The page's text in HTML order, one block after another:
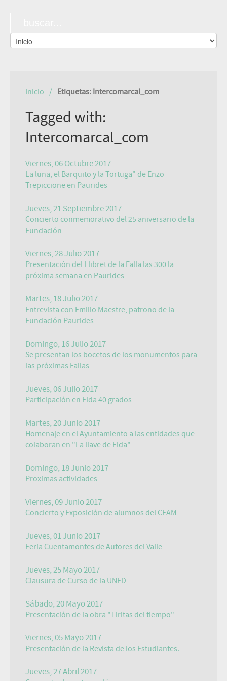
Inicio Etiquetas: Intercomarcal_com
Tagged with:
Intercomarcal_com
Viernes, 06 Octubre 2017
La luna, el Barquito y la Tortuga" de Enzo
Trepiccione en Paurides
Jueves, 21 Septiembre 2017
Concierto conmemorativo del 25 aniversario de la
Fundación
Viernes, 28 Julio 2017
Presentación del Llibret de la Falla las 300 la
próxima semana en Paurides
Martes, 18 Julio 2017
Entrevista con Emilio Maestre, patrono de la
Fundación Paurides
Domingo, 16 Julio 2017
Se presentan los bocetos de los monumentos para
las próximas Fallas
Jueves, 06 Julio 2017
Participación en Elda 40 grados
Martes, 20 Junio 2017
Homenaje en el Ayuntamiento a las entidades que
colaboran en "La llave de Elda"
Domingo, 18 Junio 2017
Proximas actividades
Viernes, 09 Junio 2017
Concierto y Exposición de alumnos del CEAM
Jueves, 01 Junio 2017
Feria Cuentamontes de Autores del Valle
Jueves, 25 Mayo 2017
Clausura de Curso de la UNED
Sábado, 20 Mayo 2017
Presentación de la obra "Tiritas del tiempo"
Viernes, 05 Mayo 2017
Presentación de la Revista de los Estudiantes.
Jueves, 27 Abril 2017